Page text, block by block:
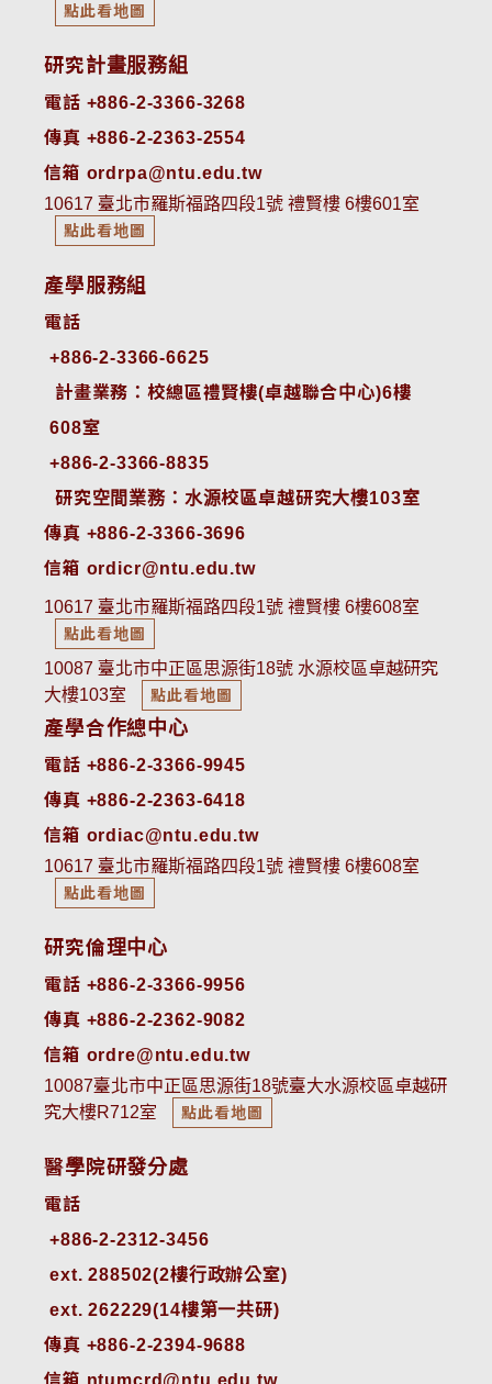
點此看地圖
研究計畫服務組
電話 +886-2-3366-3268
傳真 +886-2-2363-2554
信箱 ordrpa@ntu.edu.tw
10617 臺北市羅斯福路四段1號 禮賢樓 6樓601室
點此看地圖
產學服務組
電話
+886-2-3366-6625
計畫業務：校總區禮賢樓(卓越聯合中心)6樓
608室
+886-2-3366-8835
研究空間業務：水源校區卓越研究大樓103室
傳真 +886-2-3366-3696
信箱 ordicr@ntu.edu.tw
10617 臺北市羅斯福路四段1號 禮賢樓 6樓608室
點此看地圖
10087 臺北市中正區思源街18號 水源校區卓越研究
大樓103室
點此看地圖
產學合作總中心
電話 +886-2-3366-9945
傳真 +886-2-2363-6418
信箱 ordiac@ntu.edu.tw
10617 臺北市羅斯福路四段1號 禮賢樓 6樓608室
點此看地圖
研究倫理中心
電話 +886-2-3366-9956
傳真 +886-2-2362-9082
信箱 ordre@ntu.edu.tw
10087臺北市中正區思源街18號臺大水源校區卓越研
究大樓R712室
點此看地圖
醫學院研發分處
電話
ext. 288502(2樓行政辦公室)
ext. 262229(14樓第一共研)
傳真 +886-2-2394-9688
信箱 ntumcrd@ntu.edu.tw